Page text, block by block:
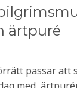
ärtpuré
passar att